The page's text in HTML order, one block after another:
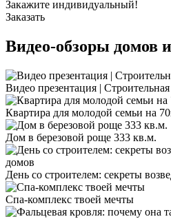
Закажите индивидуальный!
Заказать
Видео-обзоры домов
Видео презентация |
Квартира для молодой семьи на
Дом в березовой роще 333 кв.м.
День со строителем: секреты
Спа-комплекс твоей мечты